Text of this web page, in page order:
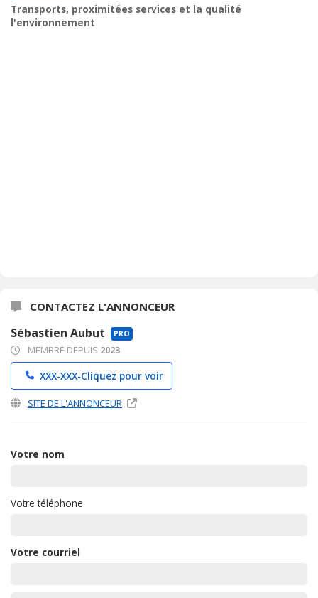
Transports, proximitées services et la qualité
l'environnement
CONTACTEZ L'ANNONCEUR
Sébastien Aubut PRO
MEMBRE DEPUIS 2023
XXX-XXX-Cliquez pour voir
SITE DE L'ANNONCEUR
Votre nom
Votre téléphone
Votre courriel